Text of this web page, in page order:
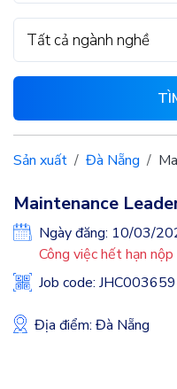
Tất cả ngành nghề
Sản xuất Đà Nẵng
Maintenance
Ngày đăng: 10/03/
Công việc hết hạn
Job code:
Địa điểm: Đà Nẵng